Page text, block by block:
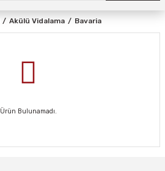
Akülü Vidalama Bavaria
Ürün Bulunamadı.